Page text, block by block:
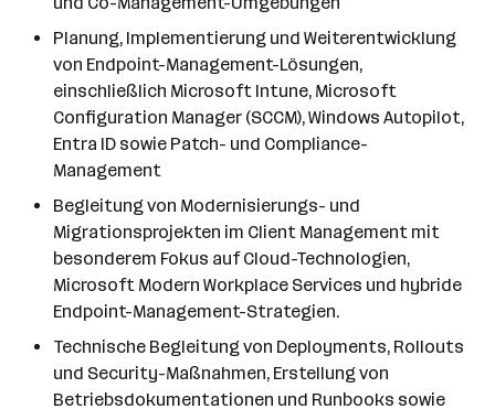
Planung, Implementierung und Weiterentwicklung
von Endpoint-Management-Lösungen,
einschließlich Microsoft Intune, Microsoft
Configuration Manager (SCCM), Windows Autopilot,
Entra ID sowie Patch- und Compliance-
Management
Begleitung von Modernisierungs- und
Migrationsprojekten im Client Management mit
besonderem Fokus auf Cloud-Technologien,
Microsoft Modern Workplace Services und hybride
Endpoint-Management-Strategien.
Technische Begleitung von Deployments, Rollouts
und Security-Maßnahmen, Erstellung von
Betriebsdokumentationen und Runbooks sowie